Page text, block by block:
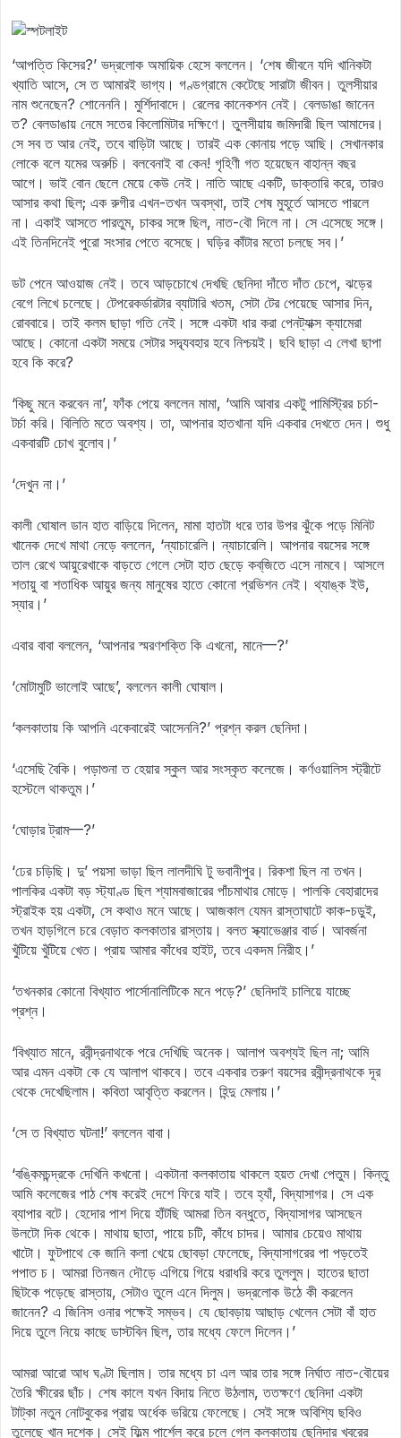
‘আপত্তি কিসের?’ ভদ্রলোক অমায়িক হেসে বললেন। ‘শেষ জীবনে যদি খানিকটা
খ্যাতি আসে, সে ত আমারই ভাগ্য। গণ্ডগ্রামে কেটেছে সারাটা জীবন। তুলসীয়ার
নাম শুনেছেন? শোনেননি। মুর্শিদাবাদে। রেলের কানেকশন নেই। বেলডাঙা জানেন
ত? বেলডাঙায় নেমে সতের কিলোমিটার দক্ষিণে। তুলসীয়ায় জমিদারী ছিল আমাদের।
সে সব ত আর নেই, তবে বাড়িটা আছে। তারই এক কোনায় পড়ে আছি। সেখানকার
লোকে বলে যমের অরুচি। বলবেনাই বা কেন! গৃহিণী গত হয়েছেন বাহান্ন বছর
আগে। ভাই বোন ছেলে মেয়ে কেউ নেই। নাতি আছে একটি, ডাক্তারি করে, তারও
আসার কথা ছিল; এক রুগীর এখন-তখন অবস্থা, তাই শেষ মুহূর্তে আসতে পারলে
না। একাই আসতে পারতুম, চাকর সঙ্গে ছিল, নাত-বৌ দিলে না। সে এসেছে সঙ্গে।
এই তিনদিনেই পুরো সংসার পেতে বসেছে। ঘড়ির কাঁটার মতো চলছে সব।’
ডট পেনে আওয়াজ নেই। তবে আড়চোখে দেখছি ছেনিদা দাঁতে দাঁত চেপে, ঝড়ের
বেগে লিখে চলেছে। টেপরেকর্ডারটার ব্যাটারি খতম, সেটা টের পেয়েছে আসার দিন,
রোববারে। তাই কলম ছাড়া গতি নেই। সঙ্গে একটা ধার করা পেনট্যাক্স ক্যামেরা
আছে। কোনো একটা সময়ে সেটার সদ্ব্যবহার হবে নিশ্চয়ই। ছবি ছাড়া এ লেখা ছাপা
হবে কি করে?
‘কিছু মনে করবেন না’, ফাঁক পেয়ে বললেন মামা, ‘আমি আবার একটু পামিস্ট্রির চর্চা-
টর্চা করি। বিলিতি মতে অবশ্য। তা, আপনার হাতখানা যদি একবার দেখতে দেন। শুধু
একবারটি চোখ বুলোব।’
‘দেখুন না।’
কালী ঘোষাল ডান হাত বাড়িয়ে দিলেন, মামা হাতটা ধরে তার উপর ঝুঁকে পড়ে মিনিট
খানেক দেখে মাথা নেড়ে বললেন, ‘ন্যাচারেলি। ন্যাচারেলি। আপনার বয়সের সঙ্গে
তাল রেখে আয়ুরেখাকে বাড়তে গেলে সেটা হাত ছেড়ে কব্‌জিতে এসে নামবে। আসলে
শতায়ু বা শতাধিক আয়ুর জন্য মানুষের হাতে কোনো প্রভিশন নেই। থ্যাঙ্ক ইউ,
স্যার।’
এবার বাবা বললেন, ‘আপনার স্মরণশক্তি কি এখনো, মানে—?’
‘মোটামুটি ভালোই আছে’, বললেন কালী ঘোষাল।
‘কলকাতায় কি আপনি একেবারেই আসেননি?’ প্রশ্ন করল ছেনিদা।
‘এসেছি বৈকি। পড়াশুনা ত হেয়ার স্কুল আর সংস্কৃত কলেজে। কর্ণওয়ালিস স্ট্রীটে
হস্টেলে থাকতুম।’
‘ঘোড়ার ট্রাম—?’
‘ঢের চড়িছি। দু’ পয়সা ভাড়া ছিল লালদীঘি টু ভবানীপুর। রিকশা ছিল না তখন।
পালকির একটা বড় স্ট্যাণ্ড ছিল শ্যামবাজারের পাঁচমাথার মোড়ে। পালকি বেহারাদের
স্ট্রাইক হয় একটা, সে কথাও মনে আছে। আজকাল যেমন রাস্তাঘাটে কাক-চড়ুই,
তখন হাড়গিলে চরে বেড়াত কলকাতার রাস্তায়। বলত স্ক্যাভেঞ্জার বার্ড। আবর্জনা
খুঁটিয়ে খুঁটিয়ে খেত। প্রায় আমার কাঁধের হাইট, তবে একদম নিরীহ।’
‘তখনকার কোনো বিখ্যাত পার্সোনালিটিকে মনে পড়ে?’ ছেনিদাই চালিয়ে যাচ্ছে
প্রশ্ন।
‘বিখ্যাত মানে, রবীন্দ্রনাথকে পরে দেখিছি অনেক। আলাপ অবশ্যই ছিল না; আমি
আর এমন একটা কে যে আলাপ থাকবে। তবে একবার তরুণ বয়সের রবীন্দ্রনাথকে দূর
থেকে দেখেছিলাম। কবিতা আবৃত্তি করলেন। হিন্দু মেলায়।’
‘সে ত বিখ্যাত ঘটনা!’ বললেন বাবা।
‘বঙ্কিমচন্দ্রকে দেখিনি কখনো। একটানা কলকাতায় থাকলে হয়ত দেখা পেতুম। কিন্তু
আমি কলেজের পাঠ শেষ করেই দেশে ফিরে যাই। তবে হ্যাঁ, বিদ্যাসাগর। সে এক
ব্যাপার বটে। হেদোর পাশ দিয়ে হাঁটছি আমরা তিন বন্ধুতে, বিদ্যাসাগর আসছেন
উলটো দিক থেকে। মাথায় ছাতা, পায়ে চটি, কাঁধে চাদর। আমার চেয়েও মাথায়
খাটো। ফুটপাথে কে জানি কলা খেয়ে ছোবড়া ফেলেছে, বিদ্যাসাগরের পা পড়তেই
পপাত চ। আমরা তিনজন দৌড়ে এগিয়ে গিয়ে ধরাধরি করে তুললুম। হাতের ছাতা
ছিটকে পড়েছে রাস্তায়, সেটাও তুলে এনে দিলুম। ভদ্রলোক উঠে কী করলেন
জানেন? এ জিনিস ওনার পক্ষেই সম্ভব। যে ছোবড়ায় আছাড় খেলেন সেটা বাঁ হাত
দিয়ে তুলে নিয়ে কাছে ডাস্টবিন ছিল, তার মধ্যে ফেলে দিলেন।’
আমরা আরো আধ ঘণ্টা ছিলাম। তার মধ্যে চা এল আর তার সঙ্গে নির্ঘাত নাত-বৌয়ের
তৈরি ক্ষীরের ছাঁচ। শেষ কালে যখন বিদায় নিতে উঠলাম, ততক্ষণে ছেনিদা একটা
টাট্‌কা নতুন নোটবুকের প্রায় অর্ধেক ভরিয়ে ফেলেছে। সেই সঙ্গে অবিশ্যি ছবিও
তুলেছে খান দশেক। সেই ফিল্ম পার্শেল করে চলে গেল কলকাতায় ছেনিদার খবরের